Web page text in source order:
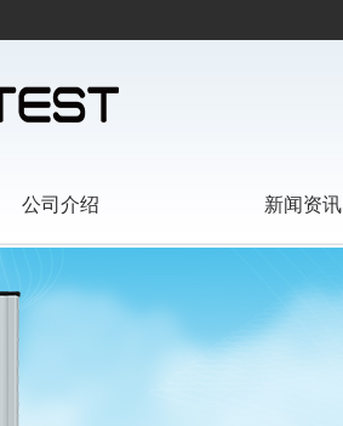
公司介绍 新闻资讯